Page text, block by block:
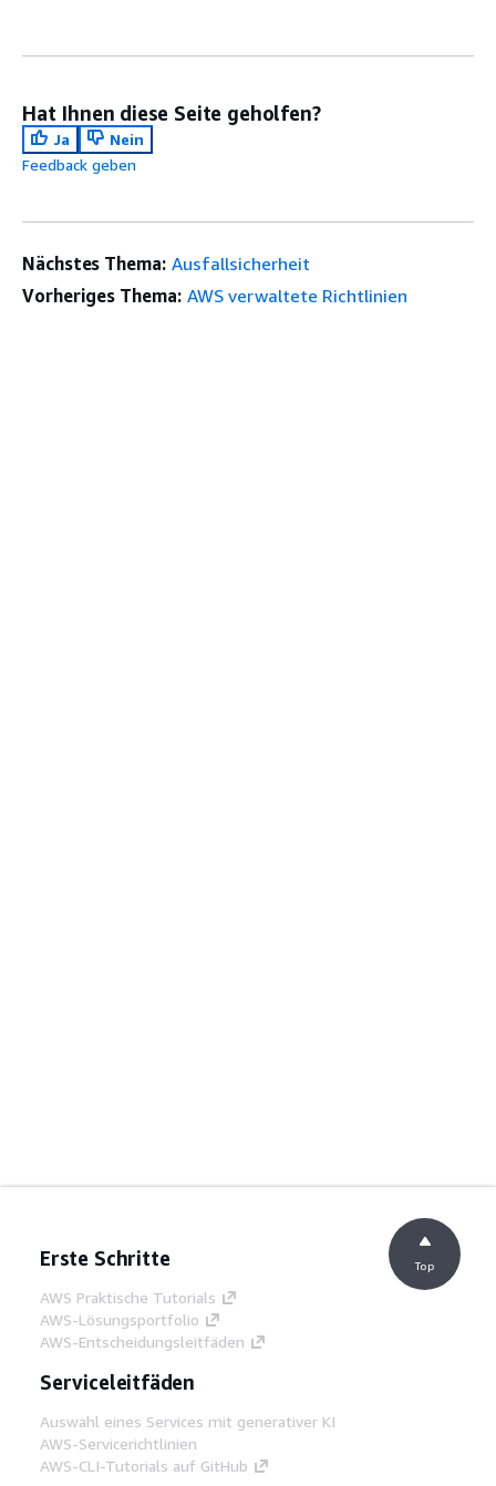
Hat Ihnen diese Seite geholfen?
Ja
Nein
Feedback geben
Nächstes Thema: Ausfallsicherheit
Vorheriges Thema: AWS verwaltete Richtlinien
Erste Schritte
AWS Praktische Tutorials
AWS-Lösungsportfolio
AWS-Entscheidungsleitfäden
Serviceleitfäden
Auswahl eines Services mit generativer KI
AWS-Servicerichtlinien
AWS-CLI-Tutorials auf GitHub
Top